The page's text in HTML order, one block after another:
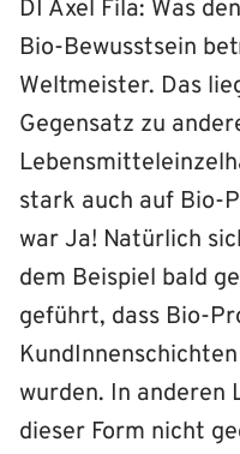
DI Axel Fila: Was
Bio-Bewusstsein
Weltmeister. Das
Gegensatz zu
stark auch auf Bio-
war Ja! Natürlich
dem Beispiel bald
geführt, dass Bio-
wurden. In anderen
dieser Form nicht